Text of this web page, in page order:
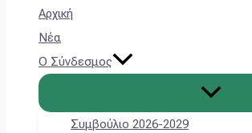
Αρχική
Νέα
Ο Σύνδεσμος
Συμβούλιο 2026-2029